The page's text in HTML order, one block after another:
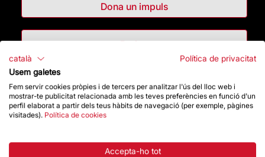
Dona un impuls
Botiga
Destacats
La Fundació
Preguntes freqüents
català
Política de privacitat
Usem galetes
Fem servir cookies pròpies i de tercers per analitzar l'ús del lloc web i
mostrar-te publicitat relacionada amb les teves preferències en funció d'un
perfil elaborat a partir dels teus hàbits de navegació (per exemple, pàgines
visitades). Política de cookies
Accepta-ho tot